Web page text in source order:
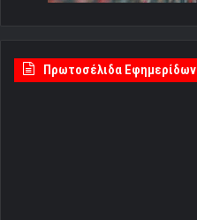
Πρωτοσέλιδα Εφημερίδων